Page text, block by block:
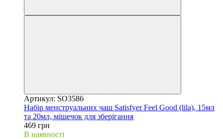
Артикул: SO3586
Набір менструальних чаш Satisfyer Feel Good (lila), 15мл
та 20мл, мішечок для зберігання
469 грн
В наявності